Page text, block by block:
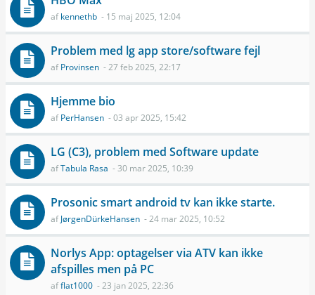
afkennethb - 15 maj 2025, 12:04
Problem med lg app store/software fejl
afProvinsen - 27 feb 2025, 22:17
Hjemme bio
afPerHansen - 03 apr 2025, 15:42
LG (C3), problem med Software update
afTabula Rasa - 30 mar 2025, 10:39
Prosonic smart android tv kan ikke starte.
afJørgenDürkeHansen - 24 mar 2025, 10:52
Norlys App: optagelser via ATV kan ikke
afspilles men på PC
afflat1000 - 23 jan 2025, 22:36